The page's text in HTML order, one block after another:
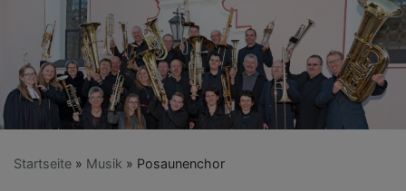
Startseite Musik Posaunenchor